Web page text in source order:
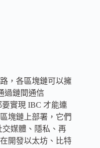
，各區塊鏈可以擁
過鏈間通信
要實現 IBC 才能連
塊鏈上部署，它們
媒體、隱私、再
開發以太坊、比特